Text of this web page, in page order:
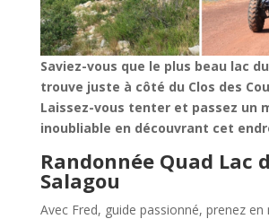
Saviez-vous que le plus beau lac
trouve juste à côté du Clos des
Laissez-vous tenter et passez un
inoubliable en découvrant cet
Randonnée Quad Lac
Salagou
Avec Fred, guide passionné, prenez en